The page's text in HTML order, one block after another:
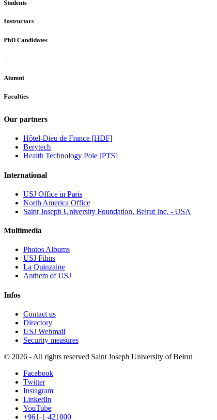
Students
Instructors
PhD Candidates
+
Alumni
Faculties
Our partners
Hôtel-Dieu de France [HDF]
Berytech
Health Technology Pole [PTS]
International
USJ Office in Paris
North America Office
Saint Joseph University Foundation, Beirut Inc. - USA
Multimedia
Photos Albums
USJ Films
La Quinzaine
Anthem of USJ
Infos
Contact us
Directory
USJ Webmail
Security measures
© 2026 - All rights reserved Saint Joseph University of Beirut
Facebook
Twitter
Instagram
LinkedIn
YouTube
+961-1-421000